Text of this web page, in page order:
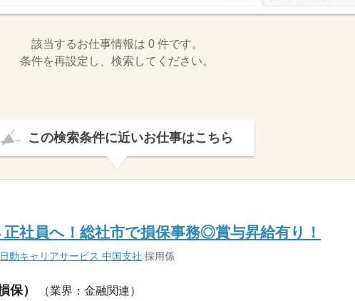
該当するお仕事情報は 0 件です。
条件を再設定し、検索してください。
この検索条件に近いお仕事はこちら
社員へ！総社市で損保事務◎賞与昇給有り！
動キャリアサービス 中国支社 採用係
保） （業界：金融関連）